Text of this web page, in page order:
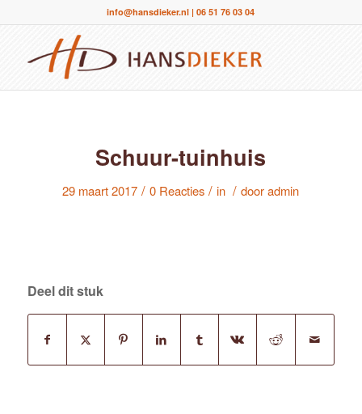
info@hansdieker.nl |06 51 76 03 04
Schuur-tuinhuis
29 maart 2017 / 0 Reacties / in / dooradmin
Deel dit stuk